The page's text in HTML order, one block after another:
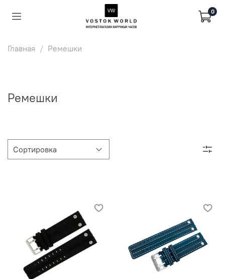
0
Главная Ремешки
Ремешки